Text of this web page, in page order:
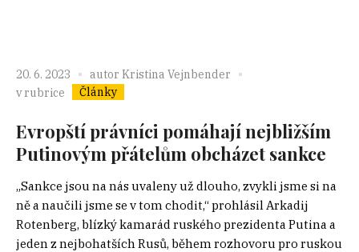
20. 6. 2023 autor Kristina Vejnbender
v rubrice
Články
Evropští právníci pomáhají nejbližším
Putinovým přátelům obcházet sankce
„Sankce jsou na nás uvaleny už dlouho, zvykli jsme si na
ně a naučili jsme se v tom chodit,“ prohlásil Arkadij
Rotenberg, blízký kamarád ruského prezidenta Putina a
jeden z nejbohatších Rusů, během rozhovoru pro ruskou